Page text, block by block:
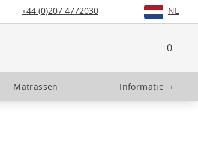
+44 (0)207 4772030 NL
0
Matrassen Informatie +